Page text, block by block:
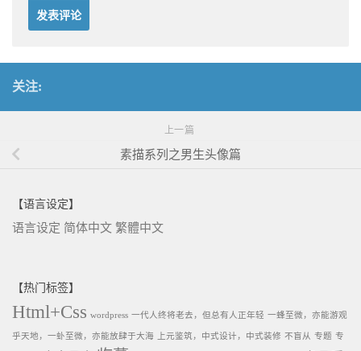
关注:
上一篇
素描系列之男生头像篇
【语言设定】
语言设定 简体中文 繁體中文
【热门标签】
Html+Css wordpress 一代人终将老去，但总有人正年轻 一蜂至微，亦能游观
乎天地，一虲至微，亦能放肆于大海 上元鉴筑，中式设计，中式装修 不盲从 专题 专